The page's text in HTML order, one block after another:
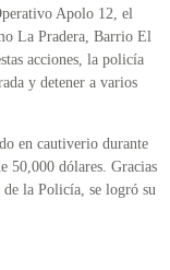
Apolo 12, el
La Pradera, Barrio El
acciones, la policía
y detener a varios
en cautiverio durante
50,000 dólares. Gracias
la Policía, se logró su